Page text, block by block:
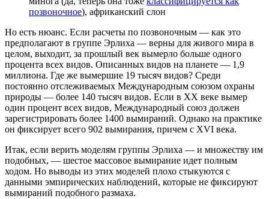
позвоночное), африканский слон
Но есть нюанс. Если расчеты по позвоночным — как это
предполагают в группе Эрлиха — верны для живого мира в
целом, выходит, за прошлый век вымерло больше одного
процента всех видов. Описанных видов на планете — 1,9
миллиона. Где же вымершие 19 тысяч видов? Среди
постоянно отслеживаемых Международным союзом охраны
природы — более 140 тысяч видов. Если в XX веке вымер
один процент всех видов, Международный союз должен
зарегистрировать более 1400 вымираний. Однако на практике
он фиксирует всего 902 вымирания, причем с XVI века.
Итак, если верить моделям группы Эрлиха — и множеству им
подобных, — шестое массовое вымирание идет полным
ходом. Но выводы из этих моделей плохо стыкуются с
данными эмпирических наблюдений, которые не фиксируют
вымираний подобного размаха.